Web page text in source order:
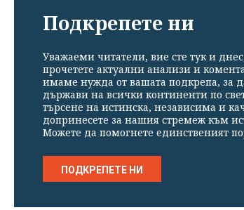
Подкрепете ни
Уважаеми читатели, вие сте тук и
прочетете актуални анализи и
имаме нужда от вашата подкрепа, за
държави на всички континенти по
търсене на истинска, независима и
допринесете за нашия стремеж към
Можете да помогнете единственият
ПОДКРЕПЕТЕ НИ